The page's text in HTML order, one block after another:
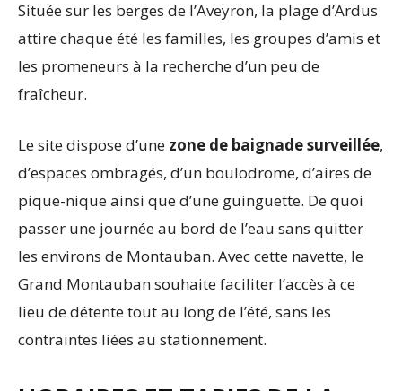
Située sur les berges de l’Aveyron, la plage d’Ardus
attire chaque été les familles, les groupes d’amis et
les promeneurs à la recherche d’un peu de
fraîcheur.
Le site dispose d’une zone de baignade surveillée,
d’espaces ombragés, d’un boulodrome, d’aires de
pique-nique ainsi que d’une guinguette. De quoi
passer une journée au bord de l’eau sans quitter
les environs de Montauban. Avec cette navette, le
Grand Montauban souhaite faciliter l’accès à ce
lieu de détente tout au long de l’été, sans les
contraintes liées au stationnement.